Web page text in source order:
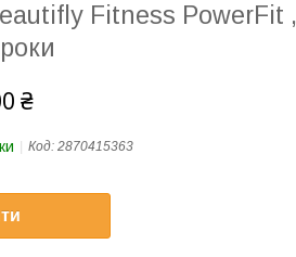
Fitness PowerFit ,
₴
Код: 2870415363